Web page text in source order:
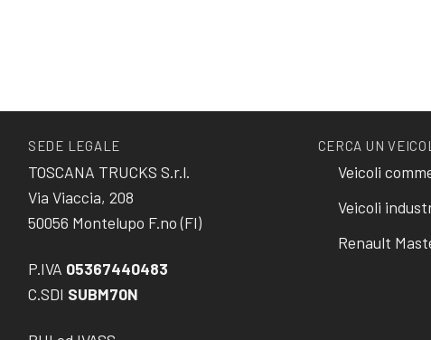
SEDE LEGALE
TOSCANA TRUCKS S.r.l.
Via Viaccia, 208
50056 Montelupo F.no (FI)
P.IVA 05367440483
C.SDI SUBM70N
CERCA UN
Veicoli
Veicoli
Renault